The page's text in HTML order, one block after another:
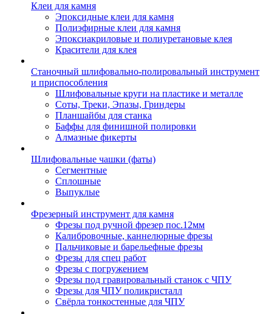
Клеи для камня
Эпоксидные клеи для камня
Полиэфирные клеи для камня
Эпоксиакриловые и полиуретановые клея
Красители для клея
Станочный шлифовально-полировальный инструмент
и приспособления
Шлифовальные круги на пластике и металле
Соты, Треки, Эпазы, Гриндеры
Планшайбы для станка
Баффы для финишной полировки
Алмазные фикерты
Шлифовальные чашки (фаты)
Сегментные
Сплошные
Выпуклые
Фрезерный инструмент для камня
Фрезы под ручной фрезер пос.12мм
Калибровочные, каннелюрные фрезы
Пальчиковые и барельефные фрезы
Фрезы для спец работ
Фрезы с погружением
Фрезы под гравировальный станок с ЧПУ
Фрезы для ЧПУ поликристалл
Свёрла тонкостенные для ЧПУ